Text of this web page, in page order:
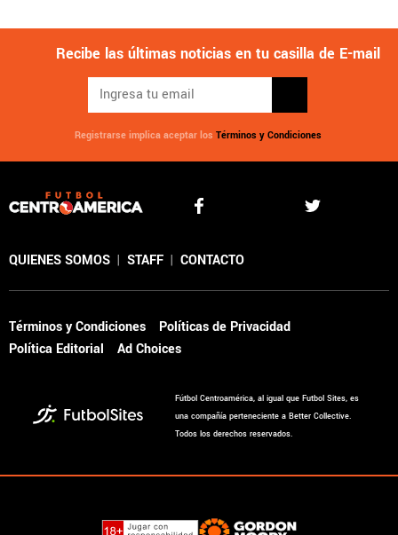
Recibe las últimas noticias en tu casilla de E-mail
Registrarse implica aceptar los Términos y Condiciones
QUIENES SOMOS | STAFF | CONTACTO
Términos y Condiciones
Políticas de Privacidad
Política Editorial
Ad Choices
Fútbol Centroamérica, al igual que Futbol Sites, es
una compañía perteneciente a Better Collective.
Todos los derechos reservados.